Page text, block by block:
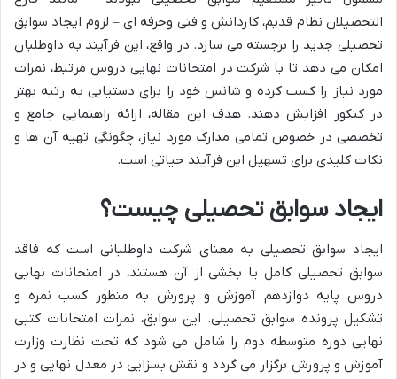
التحصیلان نظام قدیم، کاردانش و فنی وحرفه ای – لزوم ایجاد سوابق
تحصیلی جدید را برجسته می سازد. در واقع، این فرآیند به داوطلبان
امکان می دهد تا با شرکت در امتحانات نهایی دروس مرتبط، نمرات
مورد نیاز را کسب کرده و شانس خود را برای دستیابی به رتبه بهتر
در کنکور افزایش دهند. هدف این مقاله، ارائه راهنمایی جامع و
تخصصی در خصوص تمامی مدارک مورد نیاز، چگونگی تهیه آن ها و
نکات کلیدی برای تسهیل این فرآیند حیاتی است.
ایجاد سوابق تحصیلی چیست؟
ایجاد سوابق تحصیلی به معنای شرکت داوطلبانی است که فاقد
سوابق تحصیلی کامل یا بخشی از آن هستند، در امتحانات نهایی
دروس پایه دوازدهم آموزش و پرورش به منظور کسب نمره و
تشکیل پرونده سوابق تحصیلی. این سوابق، نمرات امتحانات کتبی
نهایی دوره متوسطه دوم را شامل می شود که تحت نظارت وزارت
آموزش و پرورش برگزار می گردد و نقش بسزایی در معدل نهایی و در